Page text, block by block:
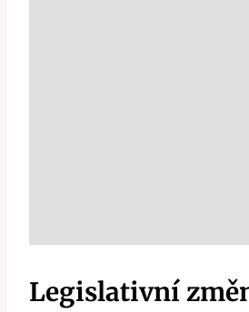
Legislativní